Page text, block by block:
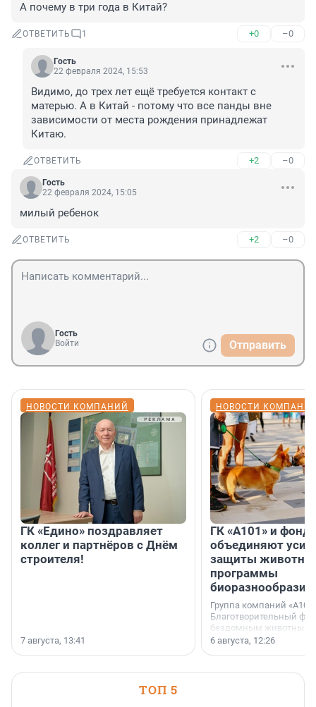
А почему в три года в Китай?
ОТВЕТИТЬ 1 +0 –0
Гость
22 февраля 2024, 15:53
Видимо, до трех лет ещё требуется контакт с
матерью. А в Китай - потому что все панды вне
зависимости от места рождения принадлежат
Китаю.
ОТВЕТИТЬ +2 –0
Гость
22 февраля 2024, 15:05
милый ребенок
ОТВЕТИТЬ +2 –0
Гость
Войти
Отправить
НОВОСТИ КОМПАНИЙ
ГК «Едино» поздравляет
коллег и партнёров с Днём
строителя!
7 августа, 13:41
НОВОСТИ
ГК «А101» и фонд
объединяют
защиты
программы
биоразнообразия
Группа компаний
Благотворительный
бездомным животным
заключили соглашение
6 августа, 12:26
ТОП 5